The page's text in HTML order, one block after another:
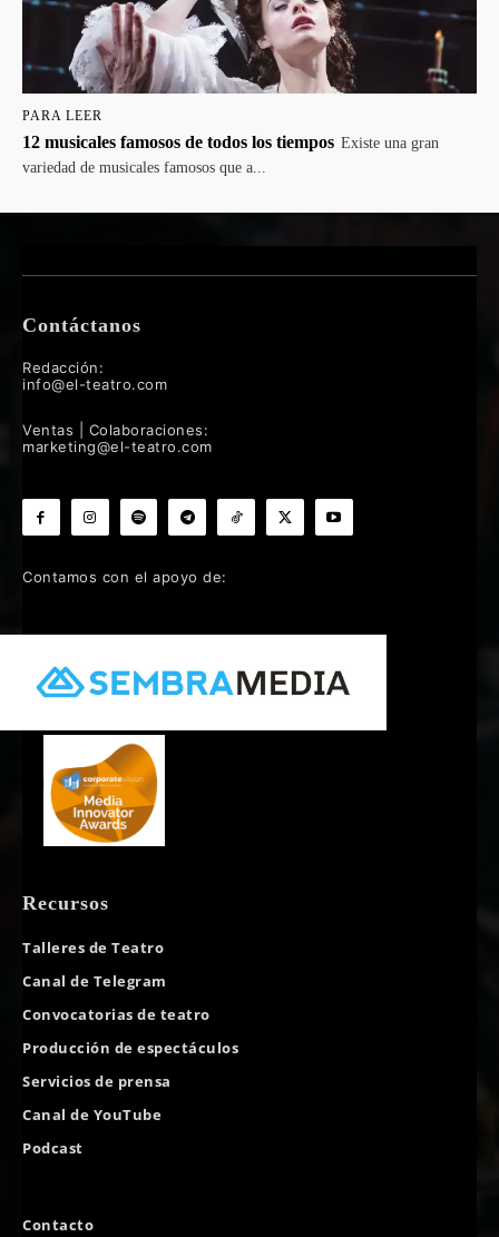
PARA LEER
12 musicales famosos de todos los tiempos Existe una gran
variedad de musicales famosos que a...
Contáctanos
Redacción:
info@el-teatro.com
Ventas | Colaboraciones:
marketing@el-teatro.com
Contamos con el apoyo de:
Recursos
Talleres de Teatro
Canal de Telegram
Convocatorias de teatro
Producción de espectáculos
Servicios de prensa
Canal de YouTube
Podcast
Contacto